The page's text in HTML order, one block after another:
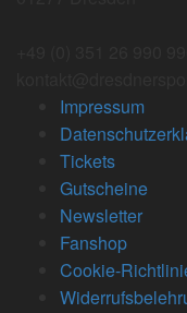
Impressum
Tickets
Gutscheine
Newsletter
Fanshop
Cookie-